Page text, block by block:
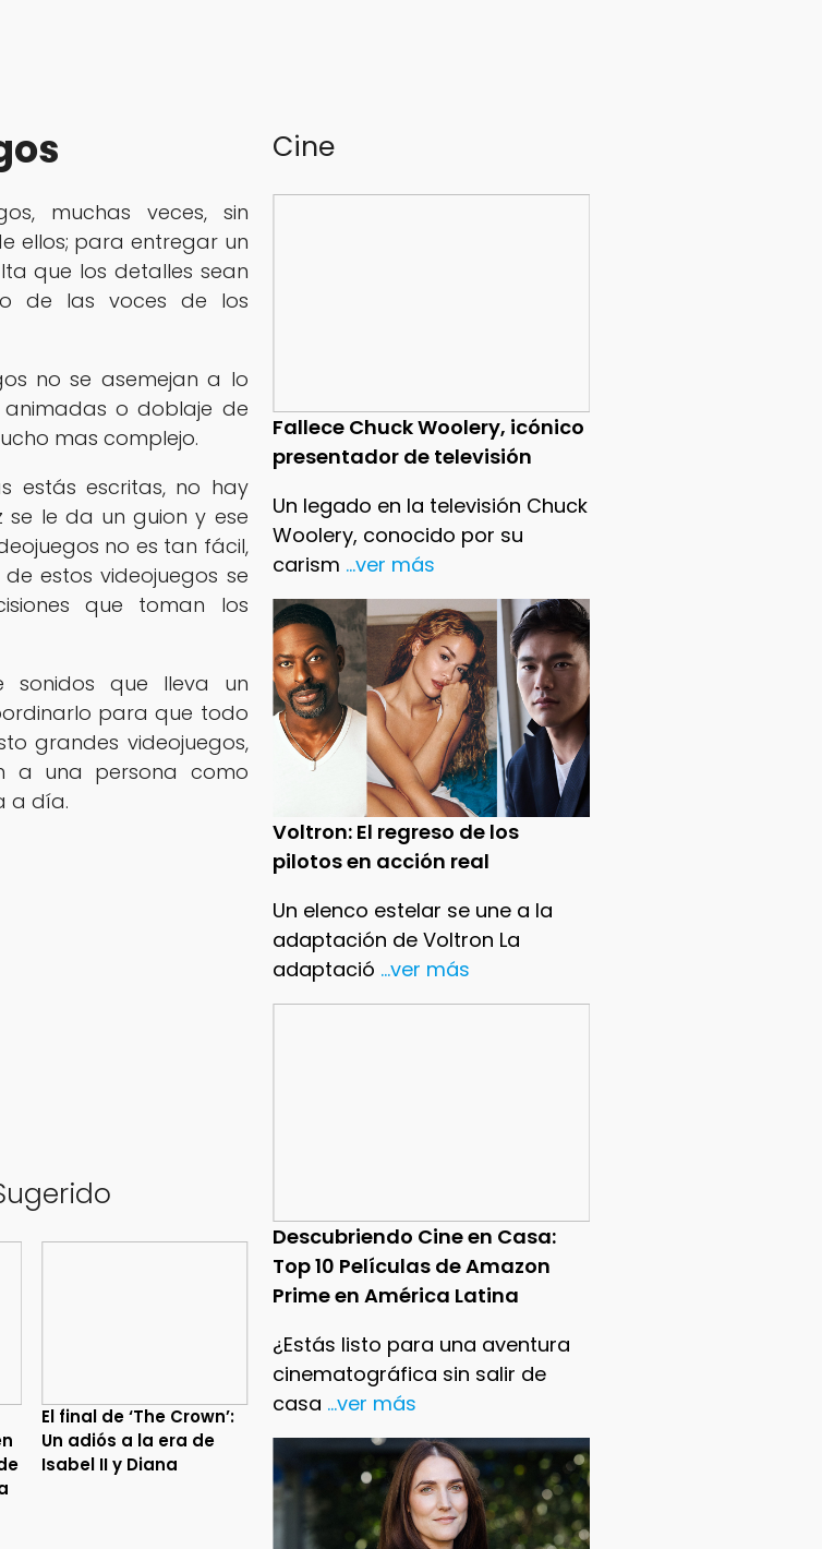
Cine
Fallece Chuck Woolery, icónico
presentador de televisión
Un legado en la televisión Chuck
Woolery, conocido por su
carism ...ver más
Voltron: El regreso de los
pilotos en acción real
Un elenco estelar se une a la
adaptación de Voltron La
adaptació ...ver más
Descubriendo Cine en Casa:
Top 10 Películas de Amazon
Prime en América Latina
¿Estás listo para una aventura
cinematográfica sin salir de
casa ...ver más
muchas veces, sin
ellos; para entregar un
que los detalles sean
de las voces de los
no se asemejan a lo
o doblaje de
mas complejo.
estás escritas, no hay
le da un guion y ese
no es tan fácil,
estos videojuegos se
que toman los
sonidos que lleva un
para que todo
grandes videojuegos,
a una persona como
a día.
El final de ‘The Crown’:
Un adiós a la era de
Isabel II y Diana